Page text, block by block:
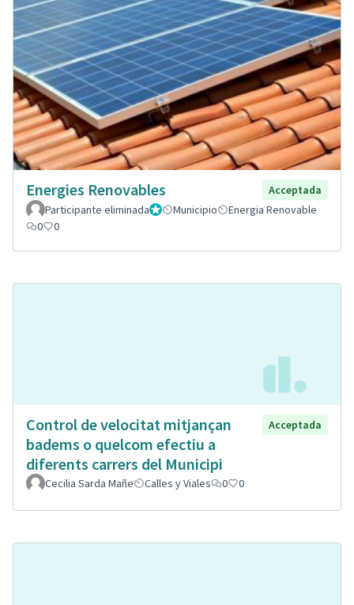
Energies Renovables
Acceptada
Participante eliminadaAdministrador
Municipio
Energia Renovable
0
0
Control de velocitat mitjançan
badems o quelcom efectiu a
diferents carrers del Municipi
Acceptada
Cecilia Sarda Mañe Calles y Viales 0 0